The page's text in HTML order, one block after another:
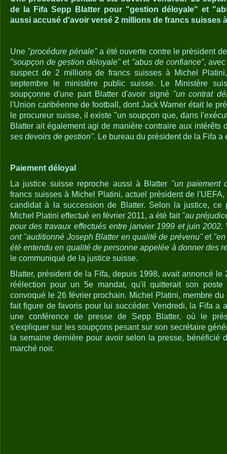
de la Fifa Sepp Blatter pour "gestion déloyale" et
aussi accusé d'avoir versé 2 millions de francs suisses
Une "procédure pénale"a été ouverte contre le président
"soupçon de gestion déloyale"et "abus de confiance", avec
suspect de 2 millions de francs suisses à Michel
septembre le ministère public suisse. Le Ministère
soupçonne d'une part Blatter d'avoir signé "un contrat
l'Union caribéenne de football, dont Jack Warner était le
le procureur suisse, il existe "un soupçon que, dans
Blatter ait également agi de manière contraire aux intérêts
ses devoirs de gestion". Le bureau du président de la Fifa a
Paiement déloyal
La justice suisse reproche aussi à Blatter "un paiement
francs suisses à Michel Platini, actuel président de
candidat à la succession de Blatter. Selon la justice, ce
Michel Platini effectué en février 2011, a été fait "au
pour des travaux effectués entre janvier 1999 et juin 2002.
ont "auditionné Joseph Blatter en qualité de prévenu"et
été entendu en qualité de personne appelée à donner des
le communiqué de la justice suisse.
Blatter, président de la Fifa, depuis 1998, avait annoncé
réélection pour un 5e mandat, qu'il quitterait son
convoqué le 26 février prochain. Michel Platini, membre
fait figure de favoris pour lui succéder. Vendredi, la Fifa a
une conférence de presse de Sepp Blatter, où le
s'expliquer sur les soupçons pesant sur son secrétaire
la semaine dernière pour avoir selon la presse, bénéficié
marché noir.